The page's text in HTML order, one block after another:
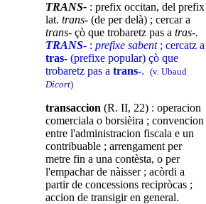
TRANS- : prefix occitan, del prefix
lat. trans- (de per delà) ; cercar a
trans- çò que trobaretz pas a tras-.
TRANS- : prefixe sabent; cercatz a
tras- (prefixe popular) çò que
trobaretz pas a trans-. (v. Ubaud
Dicort)
transaccion (R. II, 22) : operacion
comerciala o borsièira ; convencion
entre l'administracion fiscala e un
contribuable ; arrengament per
metre fin a una contèsta, o per
l'empachar de nàisser ; acòrdi a
partir de concessions recipròcas ;
accion de transigir en general.